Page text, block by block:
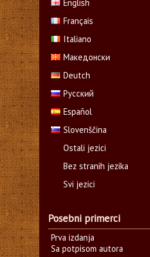
English
Français
Italiano
Македонски
Deutch
Русский
Español
Slovenščina
Ostali jezici
Bez stranih jezika
Svi jezici
Posebni primerci
Prva izdanja
Sa potpisom autora